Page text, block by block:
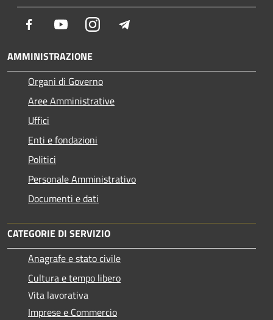
Facebook YoutubeInstagram
AMMINISTRAZIONE
Organi di Governo
Aree Amministrative
Uffici
Enti e fondazioni
Politici
Personale Amministrativo
Documenti e dati
CATEGORIE DI SERVIZIO
Anagrafe e stato civile
Cultura e tempo libero
Vita lavorativa
Imprese e Commercio